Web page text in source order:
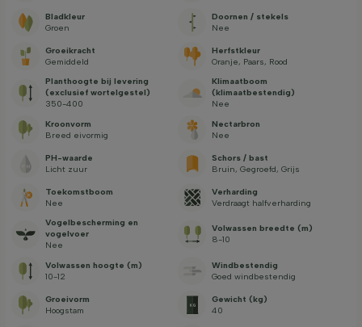
Bladkleur
Groen
Doornen / stekels
Nee
Groeikracht
Gemiddeld
Herfstkleur
Oranje, Paars, Rood
Planthoogte bij levering
(exclusief wortelgestel)
350-400
Klimaatboom
(klimaatbestendig)
Nee
Kroonvorm
Breed eivormig
Nectarbron
Nee
PH-waarde
Licht zuur
Schors / bast
Bruin, Gegroefd, Grijs
Toekomstboom
Nee
Verharding
Verdraagt halfverharding
Vogelbescherming en
vogelvoer
Nee
Volwassen breedte (m)
8-10
Volwassen hoogte (m)
10-12
Windbestendig
Goed windbestendig
Groeivorm
Hoogstam
Gewicht (kg)
40